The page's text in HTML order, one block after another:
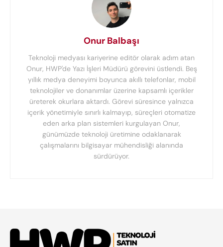
Onur Balbaşı
Teknoloji medyası kariyerine editör olarak adım atan
Onur, HWP'de Yazı İşleri Müdürü görevini üstlendi. Beş
yıllık medya deneyimi boyunca akıllı telefonlar, mobil
teknolojiler ve donanımlar üzerine kapsamlı içerikler
üreterek okurlara aktardı. Görevi süresince yalnızca
içerik yönetimiyle sınırlı kalmayıp, süreçleri otomatize
eden arka plan sistemleri kurgulayan Onur,
günümüzde teknoloji üretimine odaklanarak
çalışmalarını bilgisayar mühendisliği alanında
sürdürüyor.